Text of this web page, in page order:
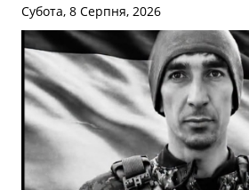
Субота, 8 Серпня, 2026